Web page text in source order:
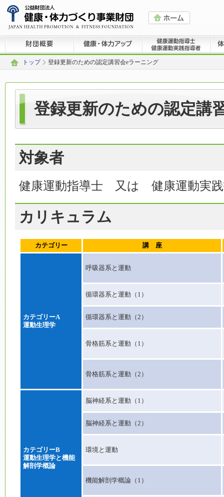
トップ 登録更新のための認定講習会eラーニング
登録更新のための認定講
対象者
健康運動指導士 又は 健康運動実践
カリキュラム
カテゴリー 講 座
カテゴリーA
運動生理学
呼吸器系と運動
循環器系と運動（1）
循環器系と運動（2）
骨格筋系と運動（1）
骨格筋系と運動（2）
カテゴリーB
運動生理学と機能
解剖学概論
脳神経系と運動（1）
脳神経系と運動（2）
環境と運動
機能解剖学概論（1）